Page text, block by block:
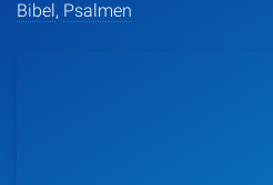
Bibel, Psalmen